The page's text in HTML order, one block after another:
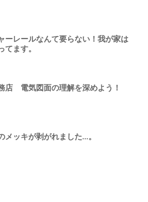
ーレールなんて要らない！我が家は
てます。
店 電気図面の理解を深めよう！
メッキが剥がれました...。